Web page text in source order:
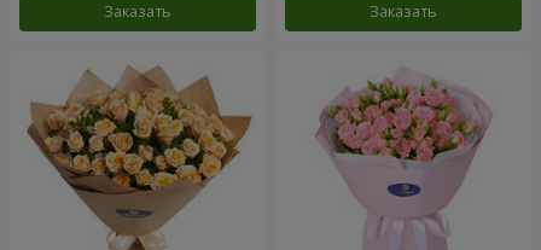
Заказать Заказать